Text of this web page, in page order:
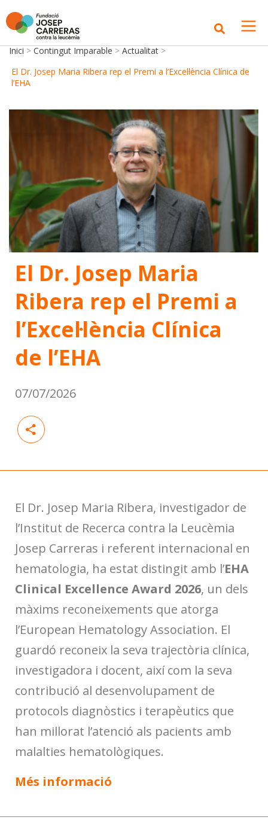
Inici > Contingut Imparable > Actualitat >
El Dr. Josep Maria Ribera rep el Premi a l’Excel·lència Clínica de
l’EHA
El Dr. Josep Maria
Ribera rep el Premi a
l’Excel·lència Clínica
de l’EHA
07/07/2026
El Dr. Josep Maria Ribera, investigador de
l’Institut de Recerca contra la Leucèmia
Josep Carreras i referent internacional en
hematologia, ha estat distingit amb l’EHA
Clinical Excellence Award 2026, un dels
màxims reconeixements que atorga
l’European Hematology Association. El
guardó reconeix la seva trajectòria clínica,
investigadora i docent, així com la seva
contribució al desenvolupament de
protocols diagnòstics i terapèutics que
han millorat l’atenció als pacients amb
malalties hematològiques.
Més informació